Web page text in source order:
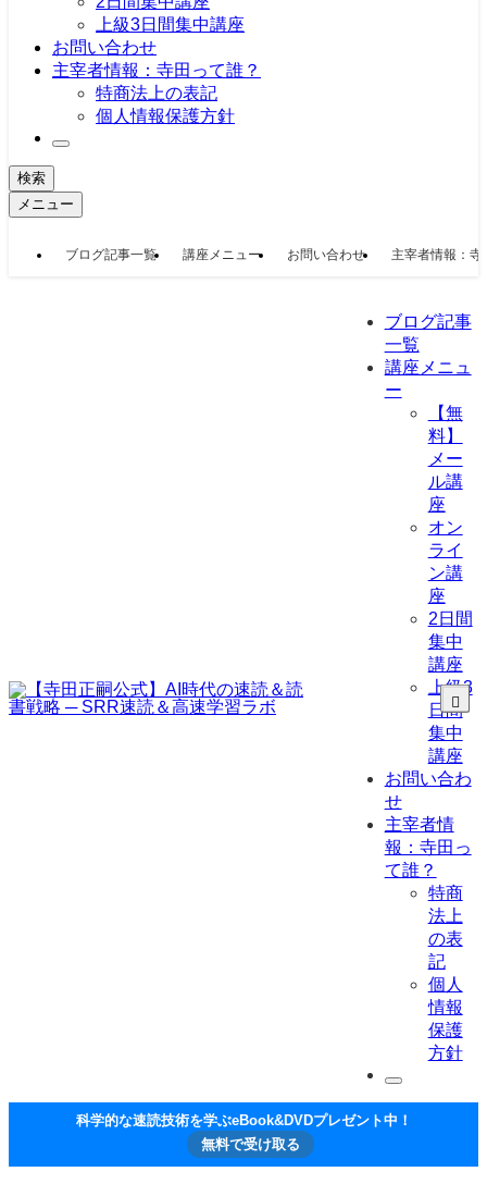
上級3日間集中講座
お問い合わせ
主宰者情報：寺田って誰？
特商法上の表記
個人情報保護方針
検索
メニュー
ブログ記事一覧 講座メニュー お問い合わせ 主宰者情報：寺
ブログ記事
一覧
講座メニュ
ー
【無
料】
メー
ル講
座
オン
ライ
ン講
座
2日間
集中
講座
上級3
日間
集中
講座
お問い合わ
せ
主宰者情
報：寺田っ
て誰？
特商
法上
の表
記
個人
情報
保護
方針
科学的な速読技術を学ぶeBook&DVDプレゼント中！
無料で受け取る